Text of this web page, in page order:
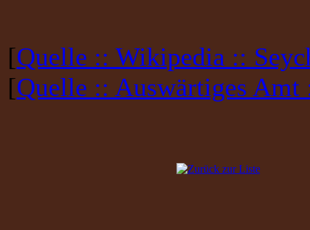
[Quelle :: Wikipedia ::
[Quelle :: Auswärtiges Amt